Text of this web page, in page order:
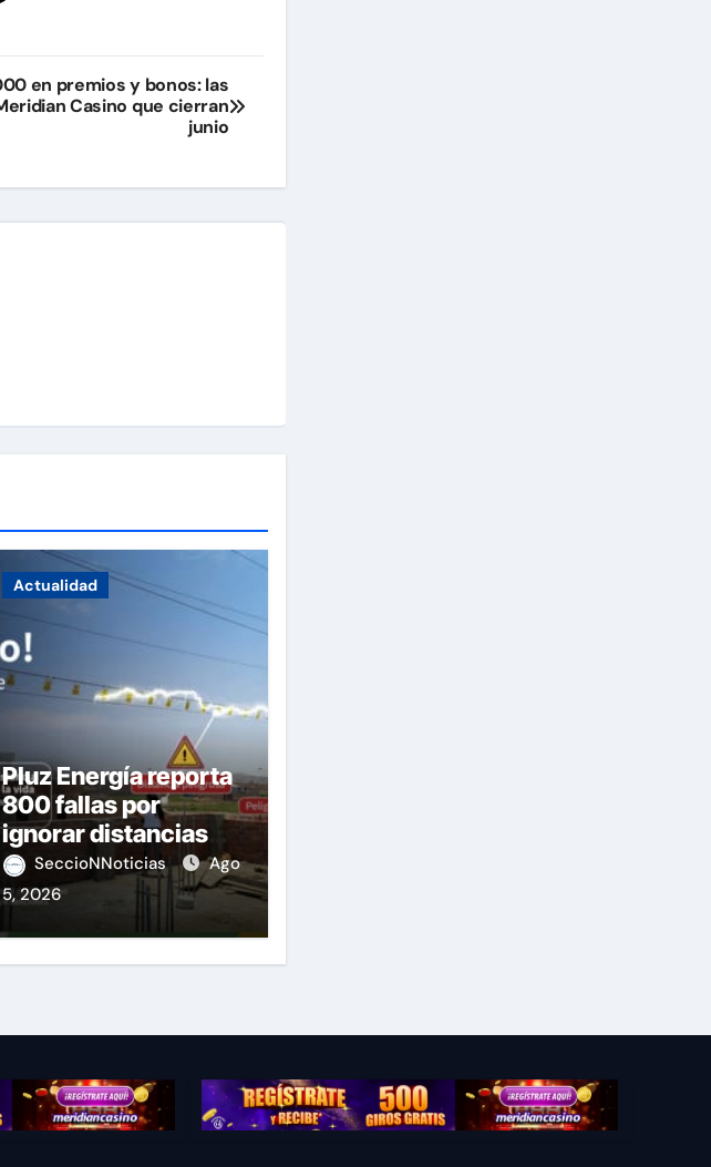
en premios y bonos: las
Casino que cierran
junio
Actualidad
Pluz Energía reporta
800 fallas por
ignorar distancias
de seguridad
SeccioNNoticias
Ago
5, 2026